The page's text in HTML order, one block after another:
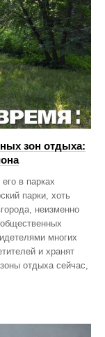
зон отдыха:
в парках
парки, хоть
неизменно
многих
и хранят
отдыха сейчас,